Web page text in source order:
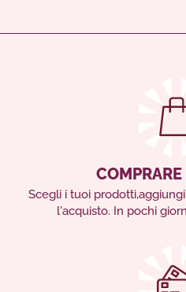
Scegli i tuoi
l'acquisto. In pochi